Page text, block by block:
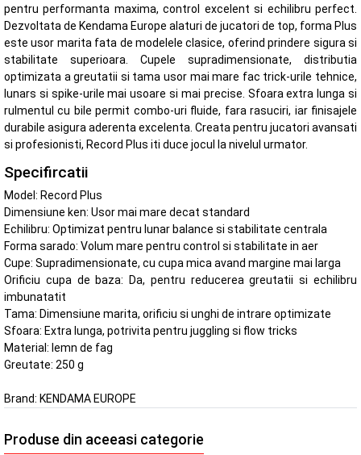
pentru performanta maxima, control excelent si echilibru perfect.
Dezvoltata de Kendama Europe alaturi de jucatori de top, forma Plus
este usor marita fata de modelele clasice, oferind prindere sigura si
stabilitate superioara. Cupele supradimensionate, distributia
optimizata a greutatii si tama usor mai mare fac trick-urile tehnice,
lunars si spike-urile mai usoare si mai precise. Sfoara extra lunga si
rulmentul cu bile permit combo-uri fluide, fara rasuciri, iar finisajele
durabile asigura aderenta excelenta. Creata pentru jucatori avansati
si profesionisti, Record Plus iti duce jocul la nivelul urmator.
Specifircatii
Model: Record Plus
Dimensiune ken: Usor mai mare decat standard
Echilibru: Optimizat pentru lunar balance si stabilitate centrala
Forma sarado: Volum mare pentru control si stabilitate in aer
Cupe: Supradimensionate, cu cupa mica avand margine mai larga
Orificiu cupa de baza: Da, pentru reducerea greutatii si echilibru
imbunatatit
Tama: Dimensiune marita, orificiu si unghi de intrare optimizate
Sfoara: Extra lunga, potrivita pentru juggling si flow tricks
Material: lemn de fag
Greutate: 250 g
Brand: KENDAMA EUROPE
Produse din aceeasi categorie